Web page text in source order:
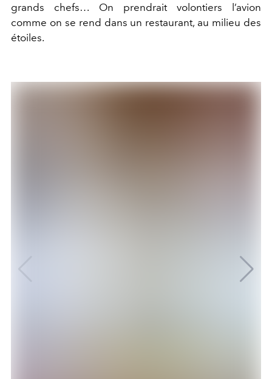
grands chefs… On prendrait volontiers l’avion
comme on se rend dans un restaurant, au milieu des
étoiles.